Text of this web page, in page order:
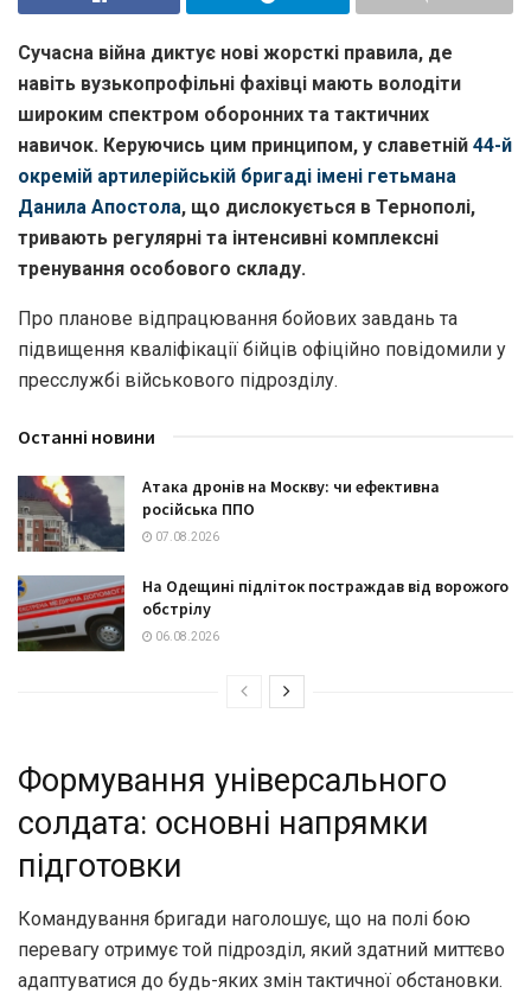
Сучасна війна диктує нові жорсткі правила, де
навіть вузькопрофільні фахівці мають володіти
широким спектром оборонних та тактичних
навичок. Керуючись цим принципом, у славетній 44-й
окремій артилерійській бригаді імені гетьмана
Данила Апостола, що дислокується в Тернополі,
тривають регулярні та інтенсивні комплексні
тренування особового складу.
Про планове відпрацювання бойових завдань та
підвищення кваліфікації бійців офіційно повідомили у
пресслужбі військового підрозділу.
Останні новини
Атака дронів на Москву: чи ефективна
російська ППО
07.08.2026
На Одещині підліток постраждав від ворожого
обстрілу
06.08.2026
Формування універсального
солдата: основні напрямки
підготовки
Командування бригади наголошує, що на полі бою
перевагу отримує той підрозділ, який здатний миттєво
адаптуватися до будь-яких змін тактичної обстановки.